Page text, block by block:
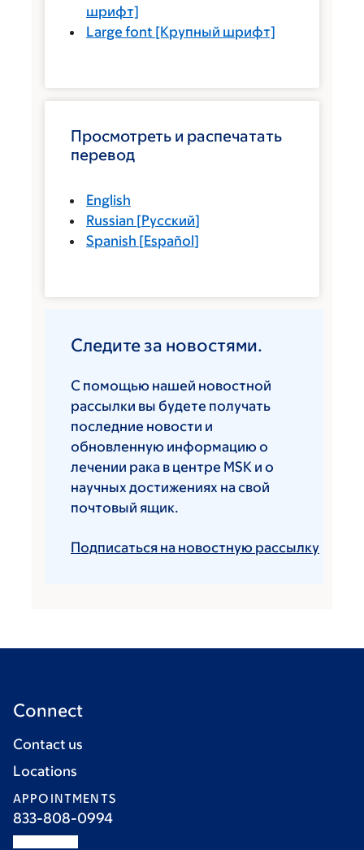
шрифт]
Large font [Крупный шрифт]
Просмотреть и распечатать
перевод
English
Russian [Русский]
Spanish [Español]
Следите за новостями.
С помощью нашей новостной
рассылки вы будете получать
последние новости и
обновленную информацию о
лечении рака в центре MSK и о
научных достижениях на свой
почтовый ящик.
Подписаться на новостную рассылку
Connect
Contact us
Locations
APPOINTMENTS
833-808-0994